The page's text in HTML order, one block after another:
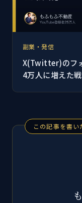
副業・発信
X(Twitter)のフ
4万人に増えた戦
この記事を書い